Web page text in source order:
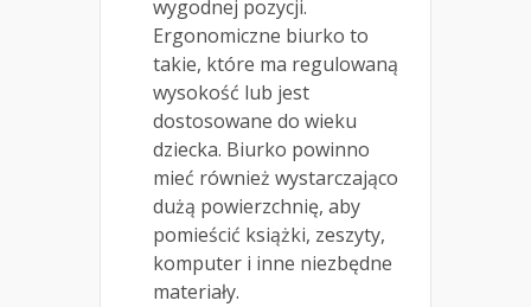
wygodnej pozycji.
Ergonomiczne biurko to
takie, które ma regulowaną
wysokość lub jest
dostosowane do wieku
dziecka. Biurko powinno
mieć również wystarczająco
dużą powierzchnię, aby
pomieścić książki, zeszyty,
komputer i inne niezbędne
materiały.